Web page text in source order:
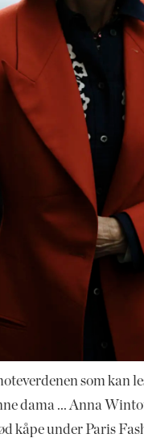
som kan
dama ... Anna
kåpe under Paris